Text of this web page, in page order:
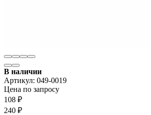
В наличии
Артикул: 049-0019
Цена по запросу
108 ₽
240 ₽